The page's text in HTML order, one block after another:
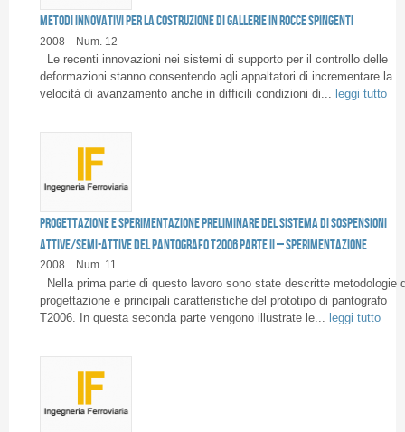
Metodi innovativi per la costruzione di gallerie in rocce spingenti
2008 Num. 12
Le recenti innovazioni nei sistemi di supporto per il controllo delle
deformazioni stanno consentendo agli appaltatori di incrementare la
velocità di avanzamento anche in difficili condizioni di...
leggi tutto
Progettazione e sperimentazione preliminare del sistema di sospensioni
attive/semi-attive del pantografo T2006 Parte II – Sperimentazione
2008 Num. 11
Nella prima parte di questo lavoro sono state descritte metodologie
progettazione e principali caratteristiche del prototipo di pantografo
T2006. In questa seconda parte vengono illustrate le... leggi tutto